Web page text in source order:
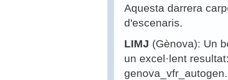
Aquesta darrera
d'escenaris.
LIMJ (Gènova): Un
un excel·lent